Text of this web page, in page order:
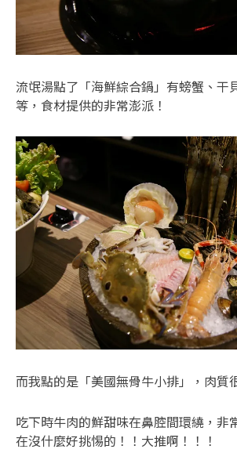
流氓湯點了「海鮮綜合鍋」有螃蟹、干
等，食材提供的非常澎派！
而我點的是「美國無骨牛小排」，肉質
吃下時牛肉的鮮甜味在鼻腔間環繞，非
在沒什麼好挑惕的！！大推啊！！！